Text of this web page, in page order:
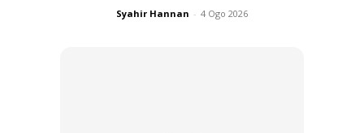
Syahir Hannan - 4 Ogo 2026